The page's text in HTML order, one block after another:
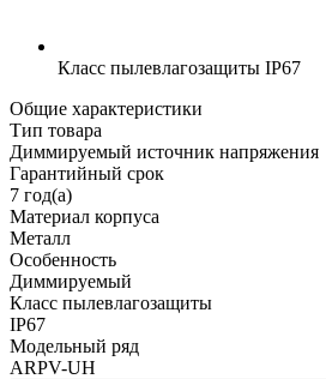
Класс пылевлагозащиты IP67
Общие характеристики
Тип товара
Диммируемый источник напряжения
Гарантийный срок
7 год(а)
Материал корпуса
Металл
Особенность
Диммируемый
Класс пылевлагозащиты
IP67
Модельный ряд
ARPV-UH